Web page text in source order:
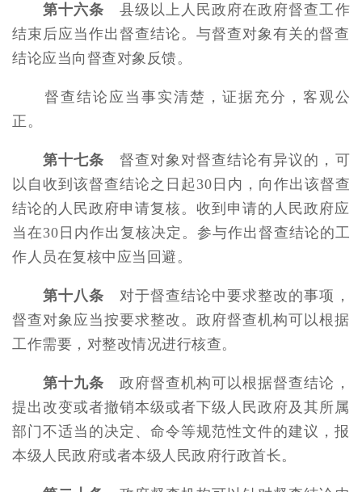
第十六条 县级以上人民政府在政府督查工作
结束后应当作出督查结论。与督查对象有关的督查
结论应当向督查对象反馈。
督查结论应当事实清楚，证据充分，客观公
正。
第十七条 督查对象对督查结论有异议的，可
以自收到该督查结论之日起30日内，向作出该督查
结论的人民政府申请复核。收到申请的人民政府应
当在30日内作出复核决定。参与作出督查结论的工
作人员在复核中应当回避。
第十八条 对于督查结论中要求整改的事项，
督查对象应当按要求整改。政府督查机构可以根据
工作需要，对整改情况进行核查。
第十九条 政府督查机构可以根据督查结论，
提出改变或者撤销本级或者下级人民政府及其所属
部门不适当的决定、命令等规范性文件的建议，报
本级人民政府或者本级人民政府行政首长。